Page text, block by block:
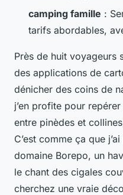
camping famille :
tarifs abordables,
Près de huit voyageurs
des applications de
dénicher des coins de
j’en profite pour
entre pinèdes et
C’est comme ça que
domaine Borepo, un
le chant des cigales
cherchez une vraie